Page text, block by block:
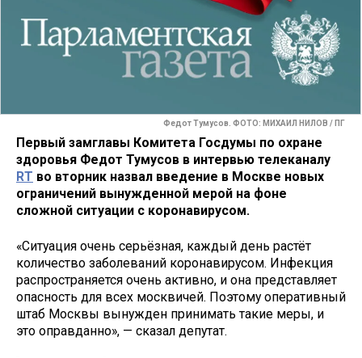
Федот Тумусов. ФОТО: МИХАИЛ НИЛОВ / ПГ
Первый замглавы Комитета Госдумы по охране
здоровья Федот Тумусов в интервью телеканалу
RT во вторник назвал введение в Москве новых
ограничений вынужденной мерой на фоне
сложной ситуации с коронавирусом.
«Ситуация очень серьёзная, каждый день растёт
количество заболеваний коронавирусом. Инфекция
распространяется очень активно, и она представляет
опасность для всех москвичей. Поэтому оперативный
штаб Москвы вынужден принимать такие меры, и
это оправданно», — сказал депутат.